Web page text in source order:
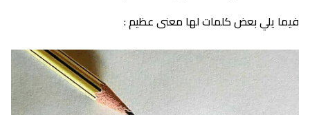
فيما يلي بعض كلمات لها معنى عظيم :